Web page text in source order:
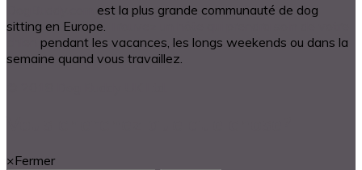
est la plus grande communauté de dog
sitting en Europe.
pendant les vacances, les longs weekends ou dans la
semaine quand vous travaillez.
×Fermer